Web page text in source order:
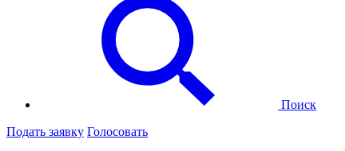
Поиск
Подать заявку Голосовать